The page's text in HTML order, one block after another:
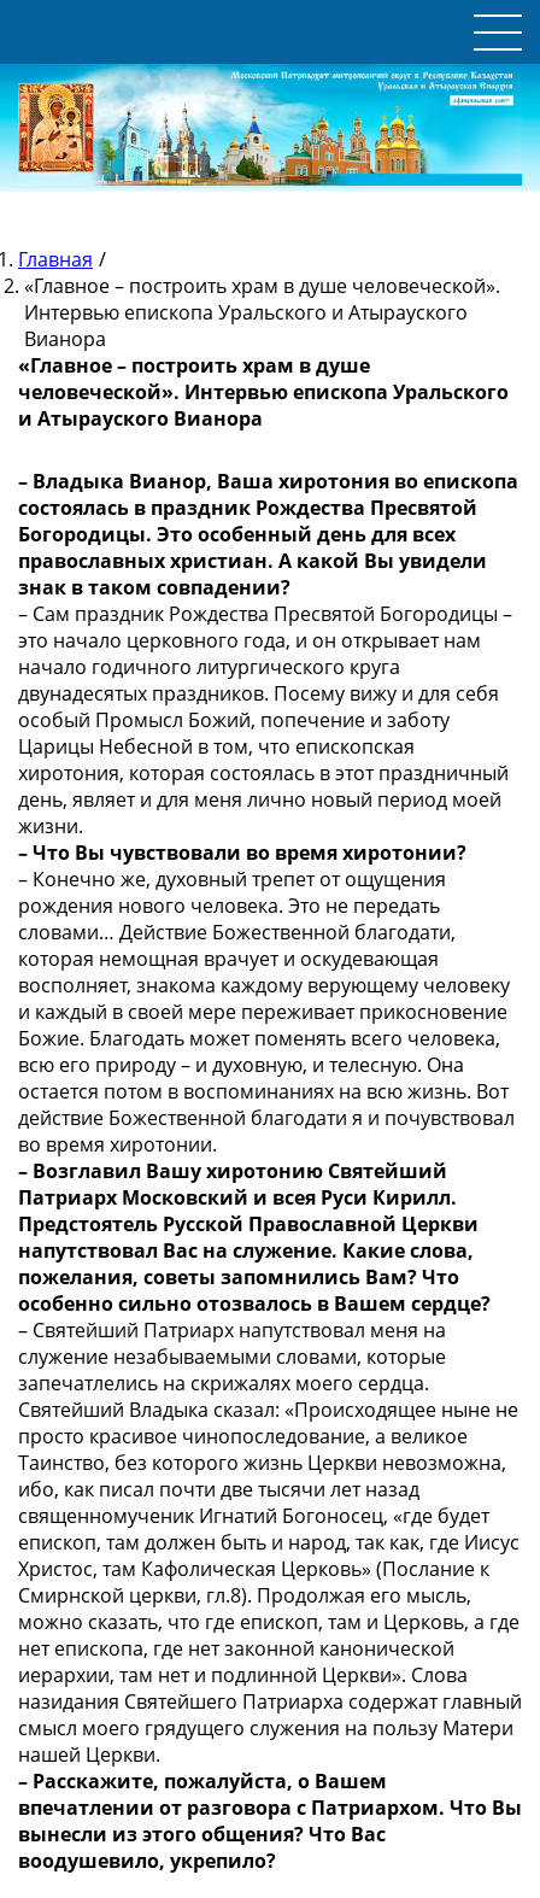
Главная /
«Главное – построить храм в душе человеческой».
Интервью епископа Уральского и Атырауского
Вианора
«Главное – построить храм в душе
человеческой». Интервью епископа Уральского
и Атырауского Вианора
– Владыка Вианор, Ваша хиротония во епископа
состоялась в праздник Рождества Пресвятой
Богородицы. Это особенный день для всех
православных христиан. А какой Вы увидели
знак в таком совпадении?
– Сам праздник Рождества Пресвятой Богородицы –
это начало церковного года, и он открывает нам
начало годичного литургического круга
двунадесятых праздников. Посему вижу и для себя
особый Промысл Божий, попечение и заботу
Царицы Небесной в том, что епископская
хиротония, которая состоялась в этот праздничный
день, являет и для меня лично новый период моей
жизни.
– Что Вы чувствовали во время хиротонии?
– Конечно же, духовный трепет от ощущения
рождения нового человека. Это не передать
словами… Действие Божественной благодати,
которая немощная врачует и оскудевающая
восполняет, знакома каждому верующему человеку
и каждый в своей мере переживает прикосновение
Божие. Благодать может поменять всего человека,
всю его природу – и духовную, и телесную. Она
остается потом в воспоминаниях на всю жизнь. Вот
действие Божественной благодати я и почувствовал
во время хиротонии.
– Возглавил Вашу хиротонию Святейший
Патриарх Московский и всея Руси Кирилл.
Предстоятель Русской Православной Церкви
напутствовал Вас на служение. Какие слова,
пожелания, советы запомнились Вам? Что
особенно сильно отозвалось в Вашем сердце?
– Святейший Патриарх напутствовал меня на
служение незабываемыми словами, которые
запечатлелись на скрижалях моего сердца.
Святейший Владыка сказал: «Происходящее ныне не
просто красивое чинопоследование, а великое
Таинство, без которого жизнь Церкви невозможна,
ибо, как писал почти две тысячи лет назад
священномученик Игнатий Богоносец, «где будет
епископ, там должен быть и народ, так как, где Иисус
Христос, там Кафолическая Церковь» (Послание к
Смирнской церкви, гл.8). Продолжая его мысль,
можно сказать, что где епископ, там и Церковь, а где
нет епископа, где нет законной канонической
иерархии, там нет и подлинной Церкви». Слова
назидания Святейшего Патриарха содержат главный
смысл моего грядущего служения на пользу Матери
нашей Церкви.
– Расскажите, пожалуйста, о Вашем
впечатлении от разговора с Патриархом. Что Вы
вынесли из этого общения? Что Вас
воодушевило, укрепило?